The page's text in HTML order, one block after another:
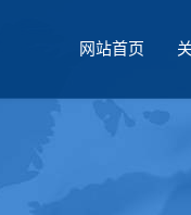
网站首页